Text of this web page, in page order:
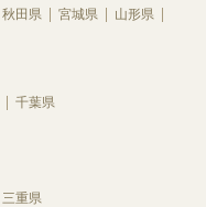
秋田県 宮城県
山形県
千葉県
三重県